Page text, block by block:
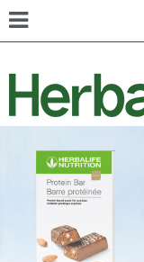
United States - English